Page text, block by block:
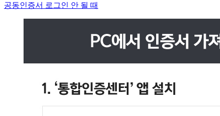
공동인증서 로그인 안 될 때